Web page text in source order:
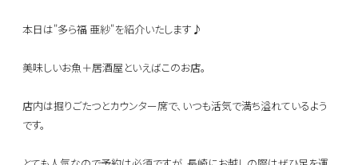
本日は"多ら福 亜紗"を紹介いたします♪
美味しいお魚＋居酒屋といえばこのお店。
店内は掘りごたつとカウンター席で、いつも活気で満ち溢れているよう
です。